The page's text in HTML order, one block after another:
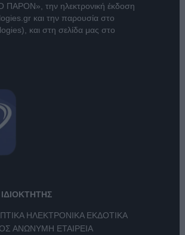
ΠΑΡΟΝ» , την ηλεκτρονική έκδοση
και την παρουσία στο
, και στη σελίδα μας στο
ΗΛΕΚΤΡΟΝΙΚΑ ΕΚΔΟΤΙΚΑ
ΑΝΩΝΥΜΗ ΕΤΑΙΡΕΙΑ